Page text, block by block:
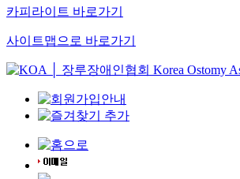
카피라이트 바로가기
사이트맵으로 바로가기